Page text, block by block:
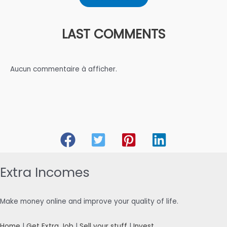
LAST COMMENTS
Aucun commentaire à afficher.
Extra Incomes
Make money online and improve your quality of life.